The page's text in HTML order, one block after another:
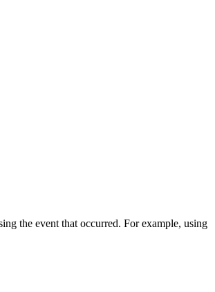
the event that occurred. For example, using